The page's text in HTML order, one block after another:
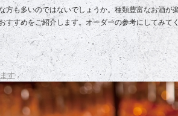
も多いのではないでしょうか。種類豊富なお酒が
すめをご紹介します。オーダーの参考にしてみてく
す